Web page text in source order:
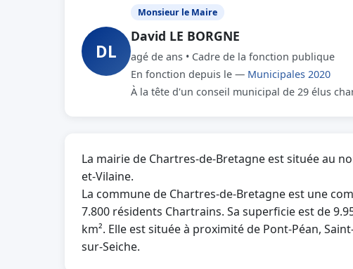
DL
Monsieur le Maire
David LE BORGNE
agé de ans • Cadre de la fonction publique
En fonction depuis le — Municipales 2020
À la tête d'un conseil municipal de 29 élus
La mairie de Chartres-de-Bretagne est située au
et-Vilaine.
La commune de Chartres-de-Bretagne est une
7.800 résidents Chartrains. Sa superficie est de
km². Elle est située à proximité de Pont-Péan,
sur-Seiche.